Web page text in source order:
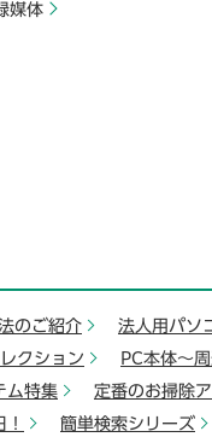
媒体
のご紹介
法人用パソ
クション
PC本体～
ム特集
定番のお掃除
簡単検索シリーズ